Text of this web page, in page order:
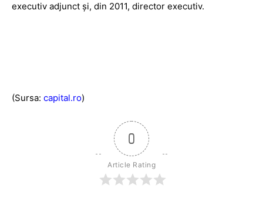
executiv adjunct şi, din 2011, director executiv.
(Sursa: capital.ro)
0
Article Rating